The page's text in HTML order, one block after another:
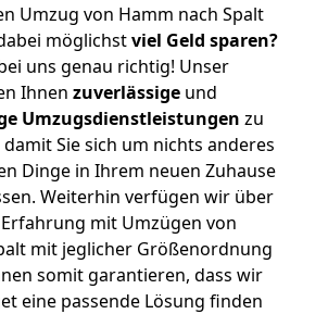
Umzug von Hamm nach Spalt
möglichstviel Geld sparen?
uns genau richtig! Unser
Ihnen zuverlässige und
Umzugsdienstleistungen zu
Sie sich um nichts anderes
Dinge in Ihrem neuen Zuhause
Weiterhin verfügen wir über
mit Umzügen von
mit jeglicher Größenordnung
somit garantieren, dass wir
eine passende Lösung finden